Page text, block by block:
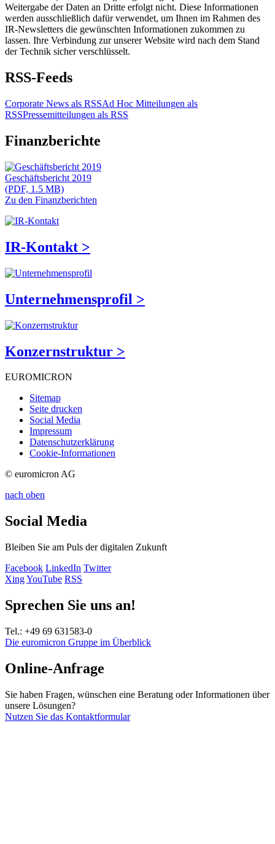
Weitergabe der Daten an Dritte erfolgt nicht. Diese Informationen
werden ausschließlich dafür verwendet, um Ihnen im Rahmen des
IR-Newsletters die gewünschten Informationen zukommen zu
lassen. Ihre Verbindung zur unserer Website wird nach dem Stand
der Technik sicher verschlüsselt.
RSS-Feeds
Corporate News als RSSAd Hoc Mitteilungen als
RSSPressemitteilungen als RSS
Finanzberichte
Geschäftsbericht 2019
(PDF, 1.5 MB)
Zu den Finanzberichten
IR-Kontakt >
Unternehmensprofil >
Konzernstruktur >
EUROMICRON
Sitemap
Seite drucken
Social Media
Impressum
Datenschutzerklärung
Cookie-Informationen
© euromicron AG
nach oben
Social Media
Bleiben Sie am Puls der digitalen Zukunft
Facebook LinkedIn Twitter
XingYouTube RSS
Sprechen Sie uns an!
Tel.: +49 69 631583-0
Die euromicron Gruppe im Überblick
Online-Anfrage
Sie haben Fragen, wünschen eine Beratung oder Informationen über
unsere Lösungen?
Nutzen Sie das Kontaktformular